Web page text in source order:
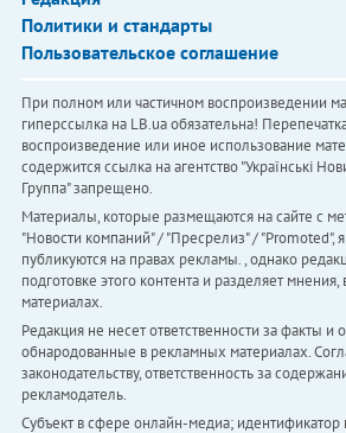
Политики и стандарты
Пользовательское соглашение
При полном или частичном воспроизведении
гиперссылка на LB.ua обязательна!
воспроизведение или иное использование
содержится ссылка на агентство "Українськi
Группа" запрещено.
Материалы, которые размещаются на сайте с
"Новости компаний" / "Пресрелиз" / "Promoted",
публикуются на правах рекламы. , однако
подготовке этого контента и разделяет
материалах.
Редакция не несет ответственности за факты
обнародованные в рекламных материалах.
законодательству, ответственность за
рекламодатель.
Субъект в сфере онлайн-медиа;